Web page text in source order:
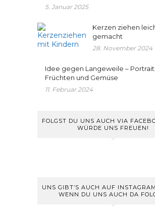
5. Januar 2025
Kerzen ziehen
gemacht
28. November 2024
Idee gegen Langeweile –
Früchten und Gemüse
11. Februar 2024
FOLGST DU UNS AUCH VIA
WÜRDE UNS FREUEN!
UNS GIBT’S AUCH AUF
WENN DU UNS AUCH DA